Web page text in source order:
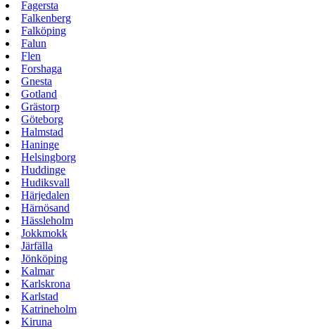
Fagersta
Falkenberg
Falköping
Falun
Flen
Forshaga
Gnesta
Gotland
Grästorp
Göteborg
Halmstad
Haninge
Helsingborg
Huddinge
Hudiksvall
Härjedalen
Härnösand
Hässleholm
Jokkmokk
Järfälla
Jönköping
Kalmar
Karlskrona
Karlstad
Katrineholm
Kiruna